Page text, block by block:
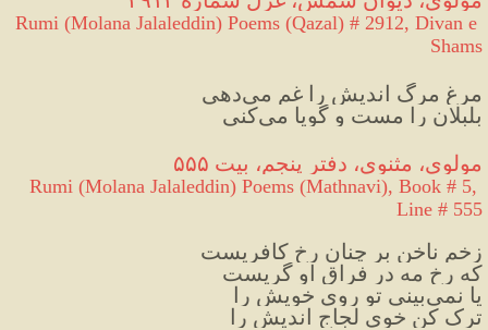
Rumi (Molana Jalaleddin) Poems (Qazal) # 2912, Divan e
Shams
مرغ مرگ اندیش را غم می‌دهی
بلبلان را مست و گویا می‌کنی
مولوی، مثنوی، دفتر پنجم، بیت ۵۵۵
Rumi (Molana Jalaleddin) Poems (Mathnavi), Book # 5,
Line # 555
زخم ناخن بر چنان رخ کافریست
که رخ مه در فراق او گریست
یا نمی‌بینی تو روی خویش را
ترک کن خوی لجاج اندیش را